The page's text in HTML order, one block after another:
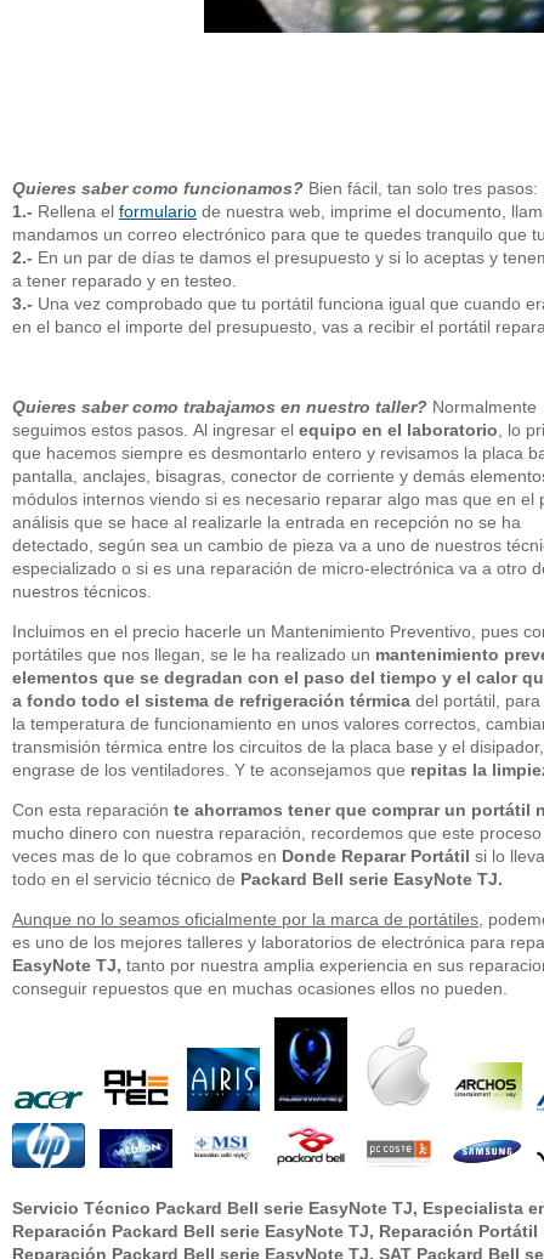
Quieres saber como funcionamos? Bien fácil, tan solo tres pasos:
1.- Rellena el formulario de nuestra web, imprime el documento,
mandamos un correo electrónico para que te quedes tranquilo que
2.- En un par de días te damos el presupuesto y si lo aceptas y
a tener reparado y en testeo.
3.- Una vez comprobado que tu portátil funciona igual que cuando
en el banco el importe del presupuesto, vas a recibir el portátil
Quieres saber como trabajamos en nuestro taller? Normalmente
seguimos estos pasos. Al ingresar el equipo en el laboratorio , lo
que hacemos siempre es desmontarlo entero y revisamos la placa
pantalla, anclajes, bisagras, conector de corriente y demás
módulos internos viendo si es necesario reparar algo mas que en el
análisis que se hace al realizarle la entrada en recepción no se ha
detectado, según sea un cambio de pieza va a uno de nuestros
especializado o si es una reparación de micro-electrónica va a otro
nuestros técnicos.
Incluimos en el precio hacerle un Mantenimiento Preventivo, pues
portátiles que nos llegan, se le ha realizado un mantenimiento
elementos que se degradan con el paso del tiempo y el calor
a fondo todo el sistema de refrigeración térmica del portátil,
la temperatura de funcionamiento en unos valores correctos,
transmisión térmica entre los circuitos de la placa base y el
engrase de los ventiladores. Y te aconsejamos que repitas la
Con esta reparación te ahorramos tener que comprar un portátil
mucho dinero con nuestra reparación, recordemos que este
veces mas de lo que cobramos en Donde Reparar Portátil si lo
todo en el servicio técnico de Packard Bell serie EasyNote TJ.
Aunque no lo seamos oficialmente por la marca de portátiles ,
es uno de los mejores talleres y laboratorios de electrónica para
EasyNote TJ, tanto por nuestra amplia experiencia en sus
conseguir repuestos que en muchas ocasiones ellos no pueden.
Servicio Técnico Packard Bell serie EasyNote TJ, Especialista
Reparación Packard Bell serie EasyNote TJ, Reparación
Reparación Packard Bell serie EasyNote TJ, SAT Packard Bell